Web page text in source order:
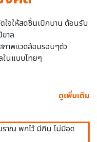
ใจให้สดชื่นเบิกบาน ต้อนรับ
าล
าพแวดล้อมรอบๆตัว
ในแบบไทยๆ
ดูเพิ่มเติม